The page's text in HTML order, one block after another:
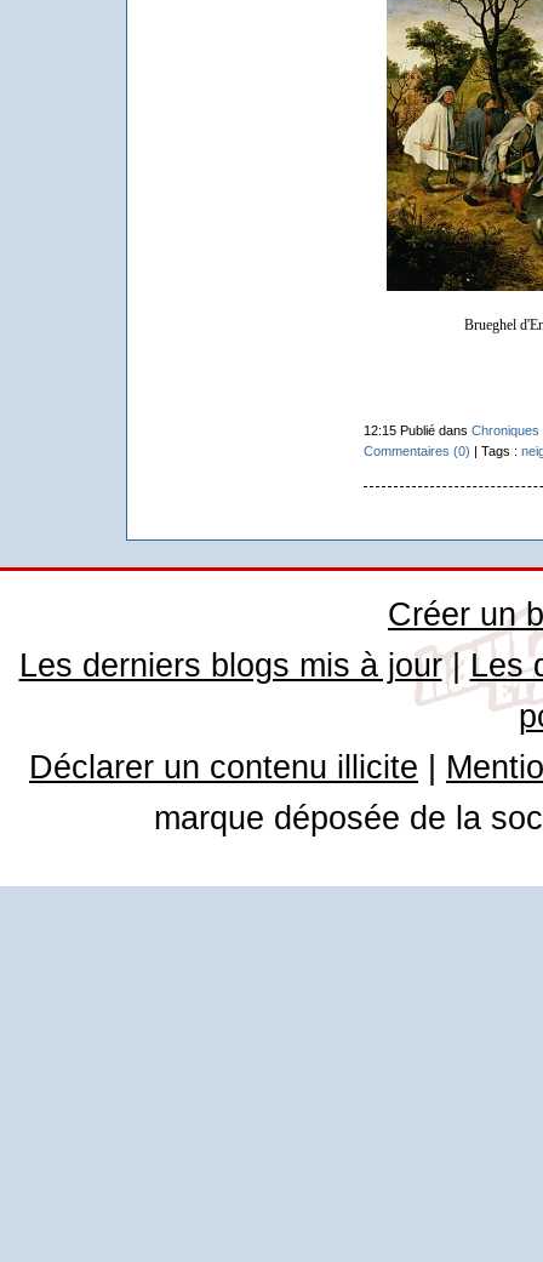
Brueghel
12:15 Publié dans Chroniques
Commentaires (0) | Tags :
Créer un
Les derniers blogs mis à jour| Les
Déclarer un contenu illicite
marque déposée de la